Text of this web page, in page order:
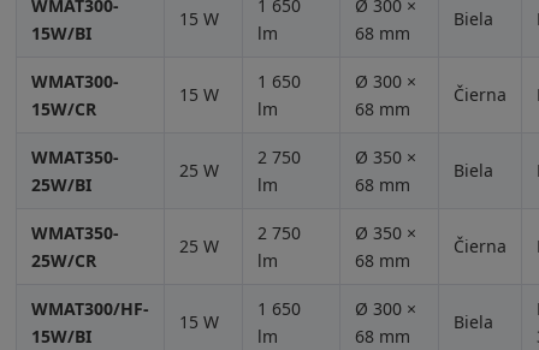
WMAT300-
15W/BI
15 W
1 650
lm
Ø 300 ×
68 mm
Biela
WMAT300-
15W/CR
15 W
1 650
lm
Ø 300 ×
68 mm
Čierna
WMAT350-
25W/BI
25 W
2 750
lm
Ø 350 ×
68 mm
Biela
WMAT350-
25W/CR
25 W
2 750
lm
Ø 350 ×
68 mm
Čierna
WMAT300/HF-
15W/BI
15 W
1 650
lm
Ø 300 ×
68 mm
Biela